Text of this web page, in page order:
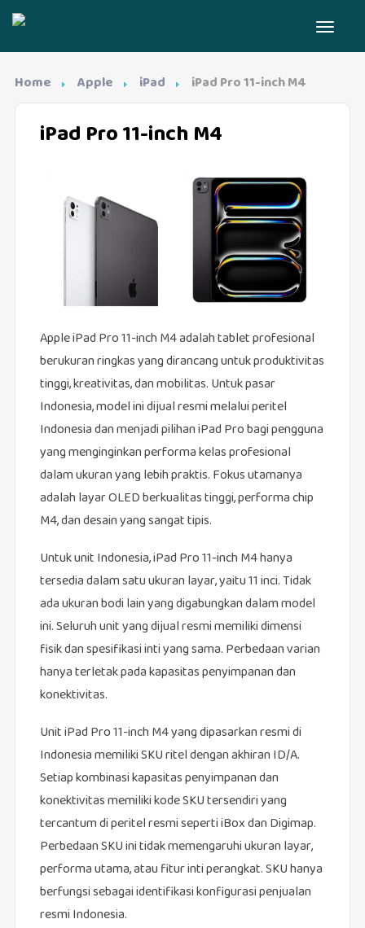
Home Apple iPad iPad Pro 11-inch M4
iPad Pro 11-inch M4
Apple iPad Pro 11-inch M4 adalah tablet profesional
berukuran ringkas yang dirancang untuk produktivitas
tinggi, kreativitas, dan mobilitas. Untuk pasar
Indonesia, model ini dijual resmi melalui peritel
Indonesia dan menjadi pilihan iPad Pro bagi pengguna
yang menginginkan performa kelas profesional
dalam ukuran yang lebih praktis. Fokus utamanya
adalah layar OLED berkualitas tinggi, performa chip
M4, dan desain yang sangat tipis.
Untuk unit Indonesia, iPad Pro 11-inch M4 hanya
tersedia dalam satu ukuran layar, yaitu 11 inci. Tidak
ada ukuran bodi lain yang digabungkan dalam model
ini. Seluruh unit yang dijual resmi memiliki dimensi
fisik dan spesifikasi inti yang sama. Perbedaan varian
hanya terletak pada kapasitas penyimpanan dan
konektivitas.
Unit iPad Pro 11-inch M4 yang dipasarkan resmi di
Indonesia memiliki SKU ritel dengan akhiran ID/A.
Setiap kombinasi kapasitas penyimpanan dan
konektivitas memiliki kode SKU tersendiri yang
tercantum di peritel resmi seperti iBox dan Digimap.
Perbedaan SKU ini tidak memengaruhi ukuran layar,
performa utama, atau fitur inti perangkat. SKU hanya
berfungsi sebagai identifikasi konfigurasi penjualan
resmi Indonesia.